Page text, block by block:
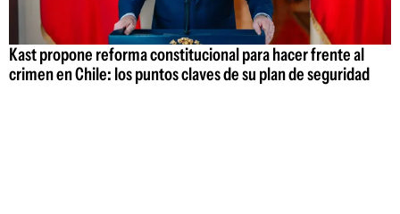
Kast propone reforma constitucional para hacer frente al
crimen en Chile: los puntos claves de su plan de seguridad